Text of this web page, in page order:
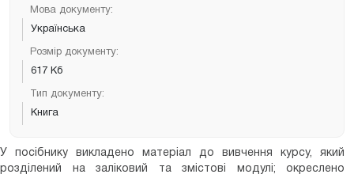
Мова документу:
Українська
Розмір документу:
617 Кб
Тип документу:
Книга
У посібнику викладено матеріал до вивчення курсу, який
розділений на заліковий та змістові модулі; окреслено